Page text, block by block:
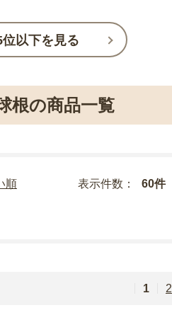
以下を見る
根の商品一覧
順 表示件数： 60件
1 2